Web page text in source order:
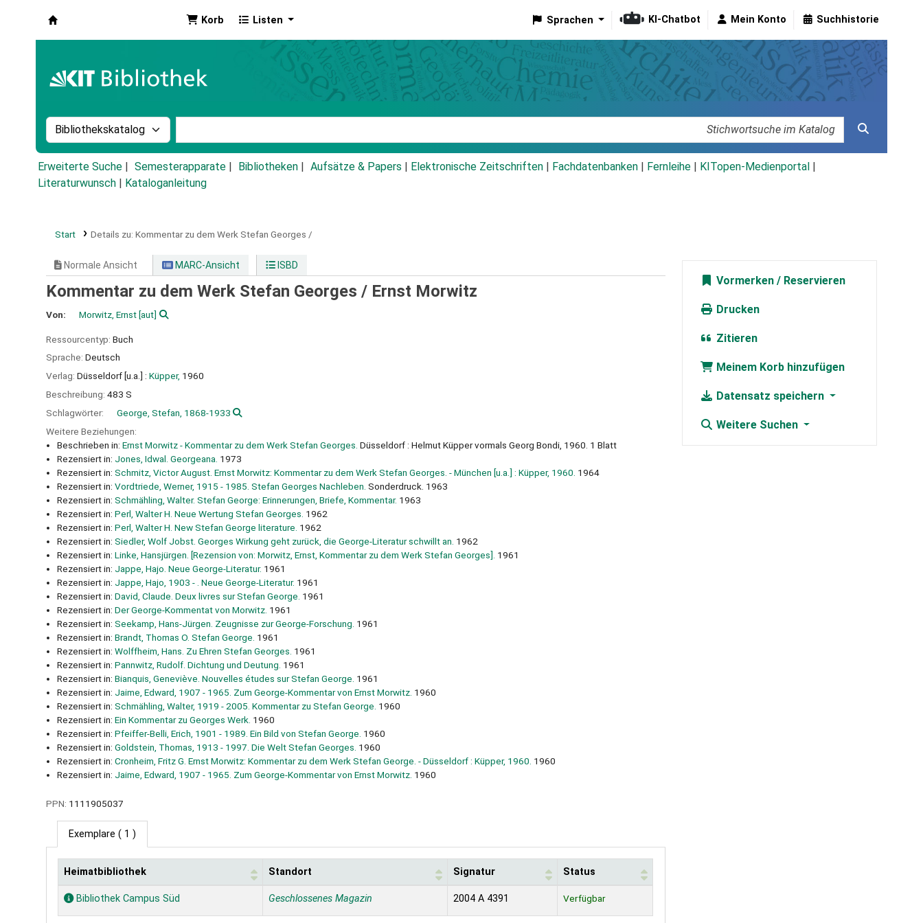
Korb Listen Sprachen KI-Chatbot Mein Konto Suchhistorie
Suche im Katalog nach:
Erweiterte Suche Semesterapparate Bibliotheken Aufsätze & Papers Elektronische Zeitschriften Fachdatenbanken Fernleihe KITopen-Medienportal
Literaturwunsch
Kataloganleitung
Start Details zu: Kommentar zu dem Werk Stefan Georges /
Normale Ansicht MARC-Ansicht ISBD
Kommentar zu dem Werk Stefan Georges / Ernst Morwitz
Von: Morwitz, Ernst[aut]
Ressourcentyp: Buch
Sprache: Deutsch
Verlag: Düsseldorf [u.a.] : Küpper, 1960
Beschreibung: 483 S
Schlagwörter:
George, Stefan, 1868-1933
Weitere Beziehungen:
Beschrieben in: Ernst Morwitz - Kommentar zu dem Werk Stefan Georges. Düsseldorf : Helmut Küpper vormals Georg Bondi, 1960. 1 Blatt
Rezensiert in: Jones, Idwal. Georgeana. 1973
Rezensiert in: Schmitz, Victor August. Ernst Morwitz: Kommentar zu dem Werk Stefan Georges. - München [u.a.] : Küpper, 1960. 1964
Rezensiert in: Vordtriede, Werner, 1915 - 1985. Stefan Georges Nachleben. Sonderdruck. 1963
Rezensiert in: Schmähling, Walter. Stefan George: Erinnerungen, Briefe, Kommentar. 1963
Rezensiert in: Perl, Walter H. Neue Wertung Stefan Georges. 1962
Rezensiert in: Perl, Walter H. New Stefan George literature. 1962
Rezensiert in: Siedler, Wolf Jobst. Georges Wirkung geht zurück, die George-Literatur schwillt an. 1962
Rezensiert in: Linke, Hansjürgen. [Rezension von: Morwitz, Ernst, Kommentar zu dem Werk Stefan Georges]. 1961
Rezensiert in: Jappe, Hajo. Neue George-Literatur. 1961
Rezensiert in: Jappe, Hajo, 1903 - . Neue George-Literatur. 1961
Rezensiert in: David, Claude. Deux livres sur Stefan George. 1961
Rezensiert in: Der George-Kommentat von Morwitz. 1961
Rezensiert in: Seekamp, Hans-Jürgen. Zeugnisse zur George-Forschung. 1961
Rezensiert in: Brandt, Thomas O. Stefan George. 1961
Rezensiert in: Wolffheim, Hans. Zu Ehren Stefan Georges. 1961
Rezensiert in: Pannwitz, Rudolf. Dichtung und Deutung. 1961
Rezensiert in: Bianquis, Geneviève. Nouvelles études sur Stefan George. 1961
Rezensiert in: Jaime, Edward, 1907 - 1965. Zum George-Kommentar von Ernst Morwitz. 1960
Rezensiert in: Schmähling, Walter, 1919 - 2005. Kommentar zu Stefan George. 1960
Rezensiert in: Ein Kommentar zu Georges Werk. 1960
Rezensiert in: Pfeiffer-Belli, Erich, 1901 - 1989. Ein Bild von Stefan George. 1960
Rezensiert in: Goldstein, Thomas, 1913 - 1997. Die Welt Stefan Georges. 1960
Rezensiert in: Cronheim, Fritz G. Ernst Morwitz: Kommentar zu dem Werk Stefan George. - Düsseldorf : Küpper, 1960. 1960
Rezensiert in: Jaime, Edward, 1907 - 1965. Zum George-Kommentar von Ernst Morwitz. 1960
PPN: 1111905037
Exemplare ( 1 )
Exemplare
Heimatbibliothek Standort Signatur Status
Bibliothek Campus Süd Geschlossenes Magazin 2004 A 4391 Verfügbar
Vormerken
Drucken
Zitieren
Meinem Korb hinzufügen
Datensatz speichern
Weitere Suchen